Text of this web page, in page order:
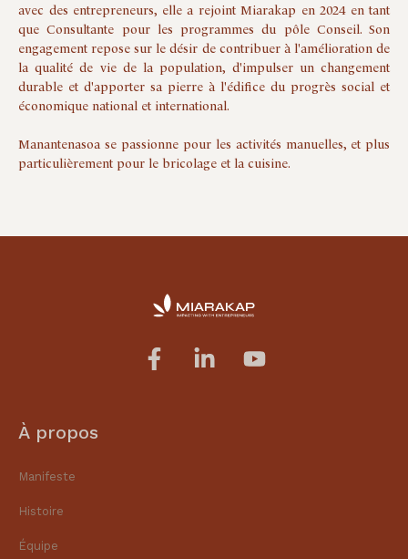
avec des entrepreneurs, elle a rejoint Miarakap en 2024 en tant
que Consultante pour les programmes du pôle Conseil. Son
engagement repose sur le désir de contribuer à l'amélioration de
la qualité de vie de la population, d'impulser un changement
durable et d'apporter sa pierre à l'édifice du progrès social et
économique national et international.
Manantenasoa se passionne pour les activités manuelles, et plus
particulièrement pour le bricolage et la cuisine.
À propos
Manifeste
Histoire
Équipe